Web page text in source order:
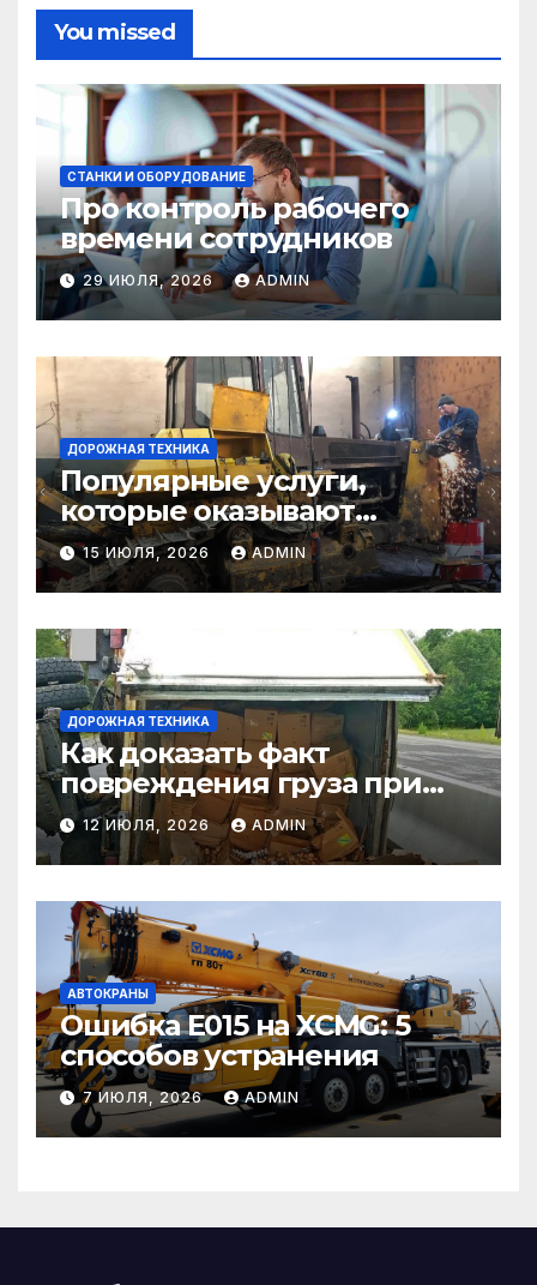
You missed
СТАНКИ И ОБОРУДОВАНИЕ
Про контроль рабочего
времени сотрудников
29 ИЮЛЯ, 2026 ADMIN
ДОРОЖНАЯ ТЕХНИКА
Популярные услуги,
которые оказывают
самосвалы в строительстве
и логистике
15 ИЮЛЯ, 2026 ADMIN
ДОРОЖНАЯ ТЕХНИКА
Как доказать факт
повреждения груза при
страховом случае
12 ИЮЛЯ, 2026 ADMIN
АВТОКРАНЫ
Ошибка E015 на XCMG: 5
способов устранения
7 ИЮЛЯ, 2026 ADMIN